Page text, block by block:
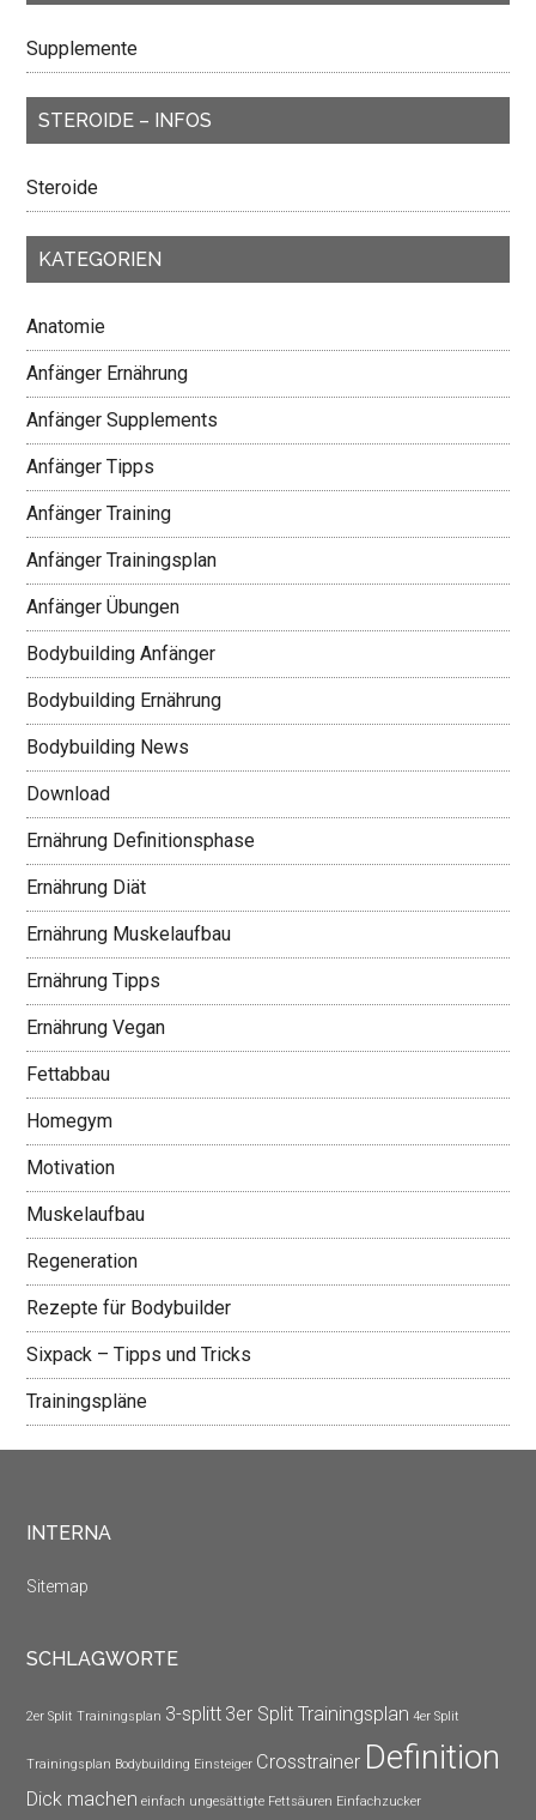
Supplemente
STEROIDE – INFOS
Steroide
KATEGORIEN
Anatomie
Anfänger Ernährung
Anfänger Supplements
Anfänger Tipps
Anfänger Training
Anfänger Trainingsplan
Anfänger Übungen
Bodybuilding Anfänger
Bodybuilding Ernährung
Bodybuilding News
Download
Ernährung Definitionsphase
Ernährung Diät
Ernährung Muskelaufbau
Ernährung Tipps
Ernährung Vegan
Fettabbau
Homegym
Motivation
Muskelaufbau
Regeneration
Rezepte für Bodybuilder
Sixpack – Tipps und Tricks
Trainingspläne
INTERNA
Sitemap
SCHLAGWORTE
2er Split Trainingsplan 3-splitt 3er Split Trainingsplan 4er Split
Trainingsplan Bodybuilding Einsteiger Crosstrainer Definition
Dick machen einfach ungesättigte Fettsäuren Einfachzucker